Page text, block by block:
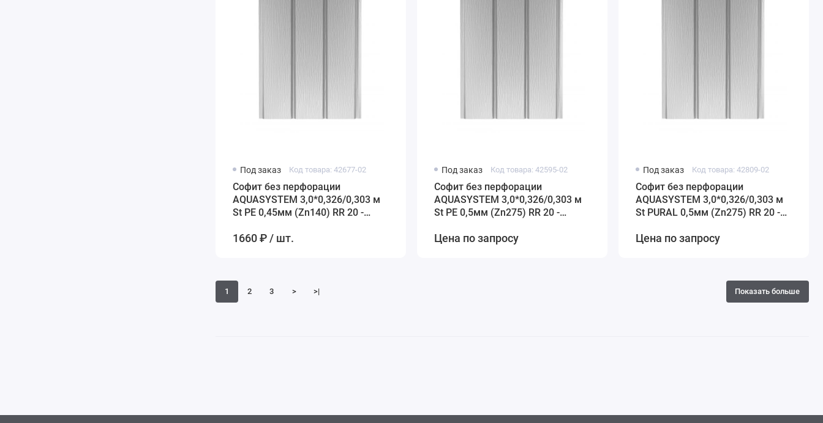
Под заказ Код товара: 42677-02
Софит без перфорации
AQUASYSTEM 3,0*0,326/0,303 м
St PE 0,45мм (Zn140) RR 20 -
1660 ₽ / шт.
Под заказ Код товара: 42595-02
Софит без перфорации
AQUASYSTEM 3,0*0,326/0,303 м
St PE 0,5мм (Zn275) RR 20 -
Цена по запросу
Под заказ Код товара: 42809-02
Софит без перфорации
AQUASYSTEM 3,0*0,326/0,303 м
St PURAL 0,5мм (Zn275) RR 20 -
Цена по запросу
1 2 3 > >| Показать больше